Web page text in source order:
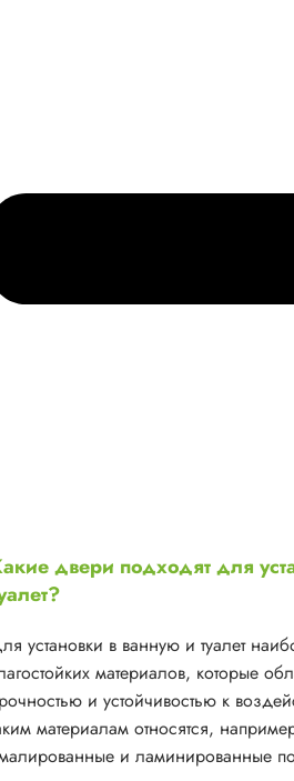
двери подходят для
установки в ванную и туалет
материалов, которые
и устойчивостью к
материалам относятся,
и ламинированные